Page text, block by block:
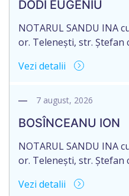
de 16.05.2027 termenul
acceptarea […]
DODI EUGENIU
NOTARUL SANDU INA
or. Telenești, str. Ștefan
succesorale în urma
2003035009604,
/doisprezece ianuarie
șase/. Eliberarea
[…]
Vezi detalii
7 august, 2026
BOSÎNCEANU ION
NOTARUL SANDU INA
or. Telenești, str. Ștefan
succesorale în urma
Vezi detalii